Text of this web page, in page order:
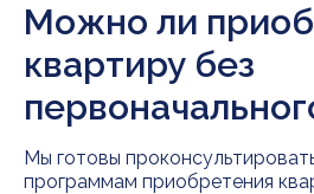
Можно ли
квартиру без
Мы готовы
программам приобретения